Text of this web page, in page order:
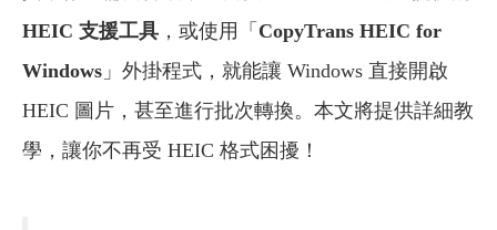
HEIC 支援工具 ，或使用「 CopyTrans HEIC for
Windows 」外掛程式，就能讓 Windows 直接開啟
HEIC 圖片，甚至進行批次轉換。本文將提供詳細教
學，讓你不再受 HEIC 格式困擾！